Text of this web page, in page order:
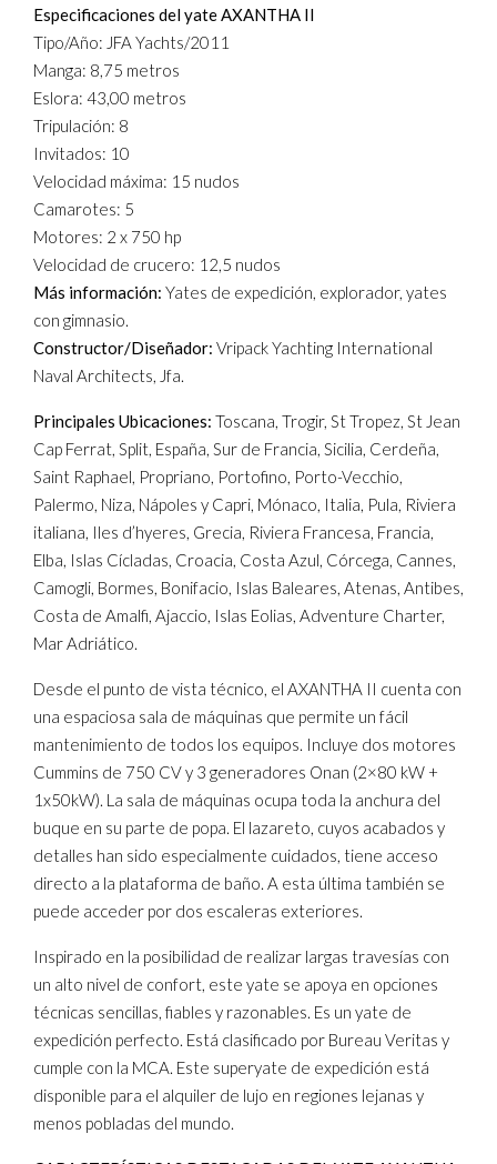
Especificaciones del yate AXANTHA II
Tipo/Año: JFA Yachts/2011
Manga: 8,75 metros
Eslora: 43,00 metros
Tripulación: 8
Invitados: 10
Velocidad máxima: 15 nudos
Camarotes: 5
Motores: 2 x 750 hp
Velocidad de crucero: 12,5 nudos
Más información: Yates de expedición, explorador, yates
con gimnasio.
Constructor/Diseñador: Vripack Yachting International
Naval Architects, Jfa.
Principales Ubicaciones: Toscana, Trogir, St Tropez, St Jean
Cap Ferrat, Split, España, Sur de Francia, Sicilia, Cerdeña,
Saint Raphael, Propriano, Portofino, Porto-Vecchio,
Palermo, Niza, Nápoles y Capri, Mónaco, Italia, Pula, Riviera
italiana, Iles d’hyeres, Grecia, Riviera Francesa, Francia,
Elba, Islas Cícladas, Croacia, Costa Azul, Córcega, Cannes,
Camogli, Bormes, Bonifacio, Islas Baleares, Atenas, Antibes,
Costa de Amalfi, Ajaccio, Islas Eolias, Adventure Charter,
Mar Adriático.
Desde el punto de vista técnico, el AXANTHA II cuenta con
una espaciosa sala de máquinas que permite un fácil
mantenimiento de todos los equipos. Incluye dos motores
Cummins de 750 CV y 3 generadores Onan (2×80 kW +
1x50kW). La sala de máquinas ocupa toda la anchura del
buque en su parte de popa. El lazareto, cuyos acabados y
detalles han sido especialmente cuidados, tiene acceso
directo a la plataforma de baño. A esta última también se
puede acceder por dos escaleras exteriores.
Inspirado en la posibilidad de realizar largas travesías con
un alto nivel de confort, este yate se apoya en opciones
técnicas sencillas, fiables y razonables. Es un yate de
expedición perfecto. Está clasificado por Bureau Veritas y
cumple con la MCA. Este superyate de expedición está
disponible para el alquiler de lujo en regiones lejanas y
menos pobladas del mundo.